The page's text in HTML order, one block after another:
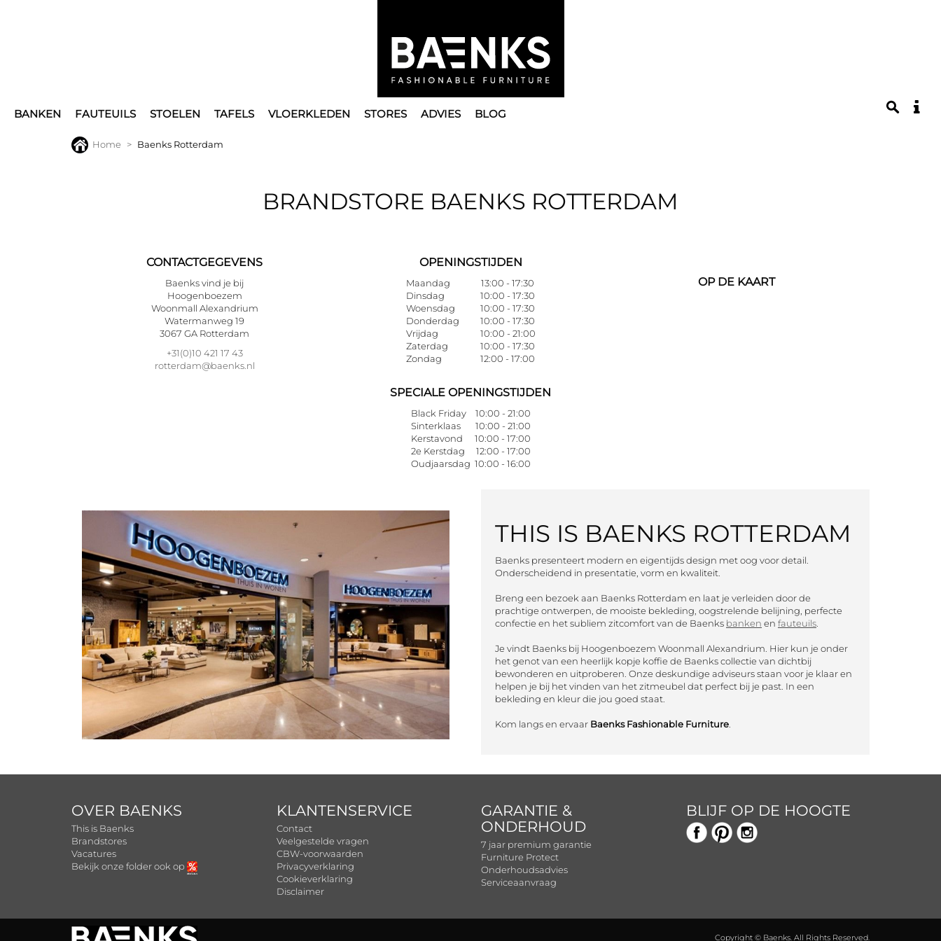
BANKEN FAUTEUILS STOELEN TAFELS VLOERKLEDEN STORES ADVIES BLOG
Home Baenks Rotterdam
BRANDSTORE BAENKS ROTTERDAM
CONTACTGEGEVENS
Baenks vind je bij
Hoogenboezem
Woonmall Alexandrium
Watermanweg 19
3067 GA Rotterdam
+31(0)10 421 17 43
rotterdam@baenks.nl
OPENINGSTIJDEN
Maandag
13:00 - 17:30
Dinsdag
10:00 - 17:30
Woensdag
10:00 - 17:30
Donderdag 10:00 - 17:30
Vrijdag
10:00 - 21:00
Zaterdag
10:00 - 17:30
Zondag
12:00 - 17:00
SPECIALE OPENINGSTIJDEN
Black Friday
10:00 - 21:00
Sinterklaas
10:00 - 21:00
Kerstavond
10:00 - 17:00
2e Kerstdag
12:00 - 17:00
Oudjaarsdag 10:00 - 16:00
OP DE KAART
THIS IS BAENKS ROTTERDAM
Baenks presenteert modern en eigentijds design met oog voor detail.
Onderscheidend in presentatie, vorm en kwaliteit.
Breng een bezoek aan Baenks Rotterdam en laat je verleiden door de
prachtige ontwerpen, de mooiste bekleding, oogstrelende belijning, perfecte
confectie en het subliem zitcomfort van de Baenks banken en fauteuils
Je vindt Baenks bij Hoogenboezem Woonmall Alexandrium. Hier kun je onder
het genot van een heerlijk kopje koffie de Baenks collectie van dichtbij
bewonderen en uitproberen. Onze deskundige adviseurs staan voor je klaar en
helpen je bij het vinden van het zitmeubel dat perfect bij je past. In een
bekleding en kleur die jou goed staat.
Kom langs en ervaar Baenks Fashionable Furniture
OVER BAENKS
This is Baenks
Brandstores
Vacatures
Bekijk onze folder ook op
KLANTENSERVICE
Contact
Veelgestelde vragen
CBW-voorwaarden
Privacyverklaring
Cookieverklaring
Disclaimer
GARANTIE &
ONDERHOUD
7 jaar premium garantie
Furniture Protect
Onderhoudsadvies
Serviceaanvraag
BLIJF OP DE HOOGTE
Copyright © Baenks. All Rights Reserved.